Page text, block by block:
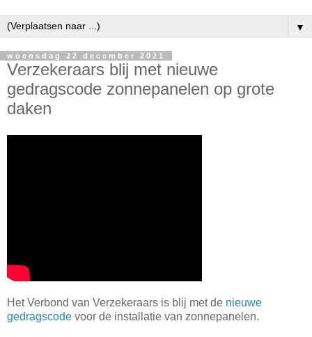
▼
woensdag 22 december 2021
Verzekeraars blij met nieuwe
gedragscode zonnepanelen op grote
daken
Het Verbond van Verzekeraars is blij met de nieuwe
gedragscode voor de installatie van zonnepanelen.